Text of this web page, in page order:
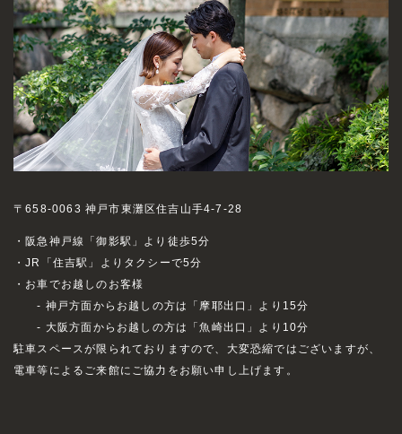
〒658-0063 神戸市東灘区住吉山手4-7-28
・阪急神戸線「御影駅」より徒歩5分
・JR「住吉駅」よりタクシーで5分
・お車でお越しのお客様
- 神戸方面からお越しの方は「摩耶出口」より15分
- 大阪方面からお越しの方は「魚崎出口」より10分
駐車スペースが限られておりますので、大変恐縮ではございますが、
電車等によるご来館にご協力をお願い申し上げます。